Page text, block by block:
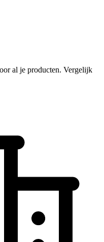
al je producten. Vergelijk